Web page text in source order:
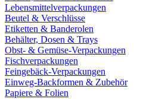
Lebensmittelverpackungen
Beutel & Verschlüsse
Etiketten & Banderolen
Behälter, Dosen & Trays
Obst- & Gemüse-Verpackungen
Fischverpackungen
Feingebäck-Verpackungen
Einweg-Backformen & Zubehör
Papiere & Folien